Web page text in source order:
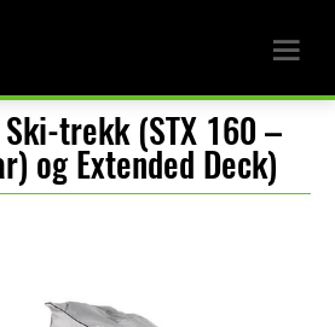
trekk (STX 160 –
og Extended Deck)